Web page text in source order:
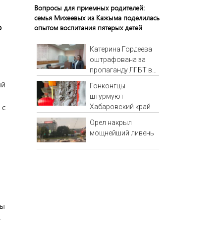
Вопросы для приемных родителей:
семья Михеевых из Кажыма поделилась
опытом воспитания пятерых детей
Катерина Гордеева
оштрафована за
пропаганду ЛГБТ в
на Вести.ru
Гонконгцы
штурмуют
Хабаровский край
Орел накрыл
мощнейший ливень